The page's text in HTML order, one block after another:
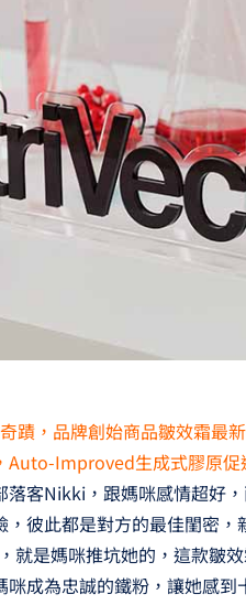
蹟，品牌創始商品皺效霜最
Auto-Improved生成式膠原
落客Nikki，跟媽咪感情超好
彼此都是對方的最佳閨密，
就是媽咪推坑她的，這款皺
成為忠誠的鐵粉，讓她感